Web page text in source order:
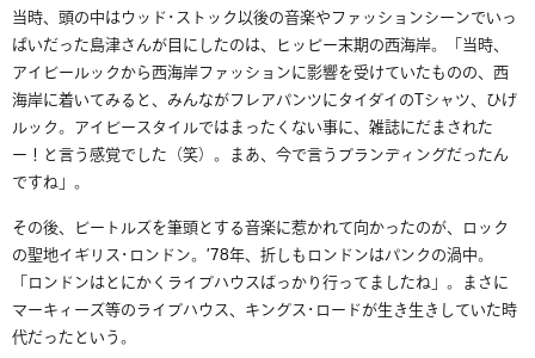
当時、頭の中はウッド･ストック以後の音楽やファッションシーンでいっ
ぱいだった島津さんが目にしたのは、ヒッピー末期の西海岸。「当時、
アイビールックから西海岸ファッションに影響を受けていたものの、西
海岸に着いてみると、みんながフレアパンツにタイダイのTシャツ、ひげ
ルック。アイビースタイルではまったくない事に、雑誌にだまされた
ー！と言う感覚でした（笑）。まあ、今で言うブランディングだったん
ですね」。
その後、ビートルズを筆頭とする音楽に惹かれて向かったのが、ロック
の聖地イギリス･ロンドン。’78年、折しもロンドンはパンクの渦中。
「ロンドンはとにかくライブハウスばっかり行ってましたね」。まさに
マーキィーズ等のライブハウス、キングス･ロードが生き生きしていた時
代だったという。